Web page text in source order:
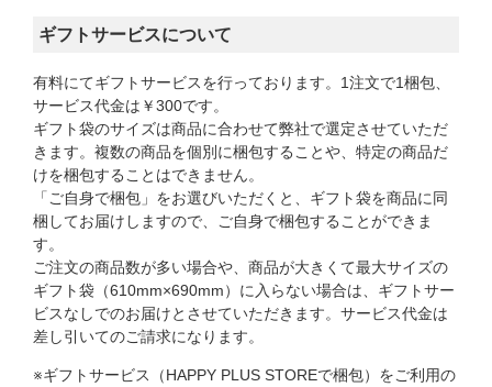
ギフトサービスについて
有料にてギフトサービスを行っております。1注文で1梱包、
サービス代金は￥300です。​
ギフト袋のサイズは商品に合わせて弊社で選定させていただ
きます。複数の商品を個別に梱包することや、特定の商品だ
けを梱包することはできません。​
「ご自身で梱包」をお選びいただくと、ギフト袋を商品に同
梱してお届けしますので、ご自身で梱包することができま
す。​
ご注文の商品数が多い場合や、商品が大きくて最大サイズの
ギフト袋（610mm×690mm）​に入らない場合は、ギフトサー
ビスなしでのお届けとさせていただきます。サービス代金は
差し引いてのご請求になります。​
※ギフトサービス（HAPPY PLUS STOREで梱包）をご利用の